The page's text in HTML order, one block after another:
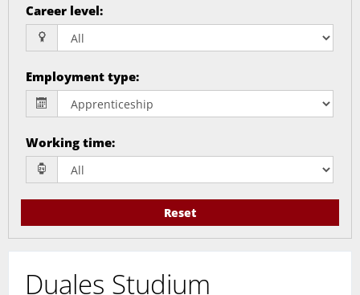
Career level:
Employment type:
Working time:
Reset
Duales Studium